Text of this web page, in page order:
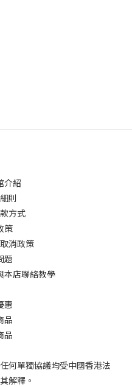
介紹
則
方式
策
消政策
題
本店聯絡教學
惠
品
品
何單獨協議均受中國香港法
解釋。